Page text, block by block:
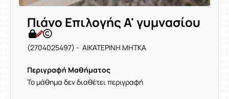
Πιάνο Επιλογής Α' γυμνασίου
(2704025497) - ΑΙΚΑΤΕΡΙΝΗ ΜΗΤΚΑ
Περιγραφή Μαθήματος
Το μάθημα δεν διαθέτει περιγραφή